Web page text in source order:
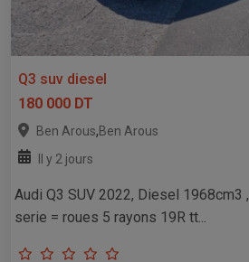
Q3 suv diesel
180 000 DT
Ben Arous,Ben Arous
Il y 2 jours
Audi Q3 SUV 2022, Diesel 1968cm3
serie = roues 5 rayons 19R tt...